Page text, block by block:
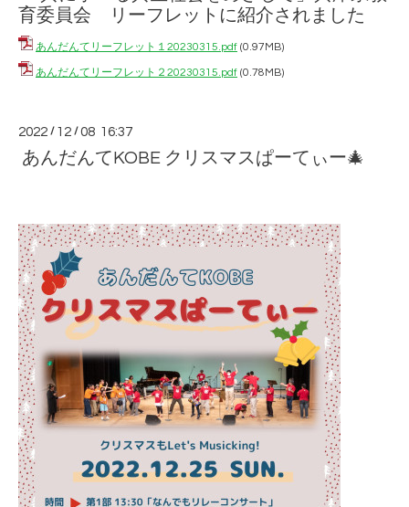
育委員会 リーフレットに紹介されました
あんだんてリーフレット１20230315.pdf (0.97MB)
あんだんてリーフレット２20230315.pdf (0.78MB)
2022 / 12 /08 16:37
あんだんてKOBE クリスマスぱーてぃー🎄